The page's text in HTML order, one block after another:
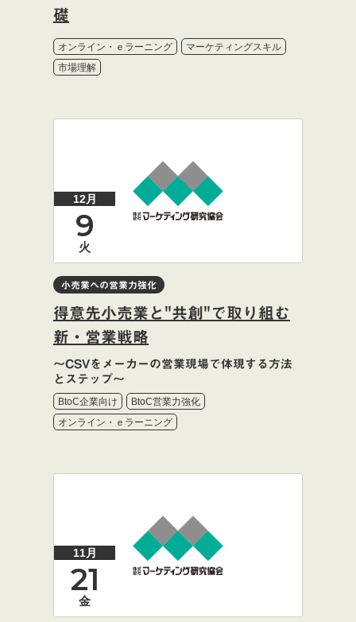
礎
オンライン・ｅラーニング
マーケティングスキル
市場理解
12月
9
火
小売業への営業力強化
得意先小売業と"共創"で取り組む
新・営業戦略
～CSVをメーカーの営業現場で体現する方法
とステップ～
BtoC企業向け
BtoC営業力強化
オンライン・ｅラーニング
11月
21
金